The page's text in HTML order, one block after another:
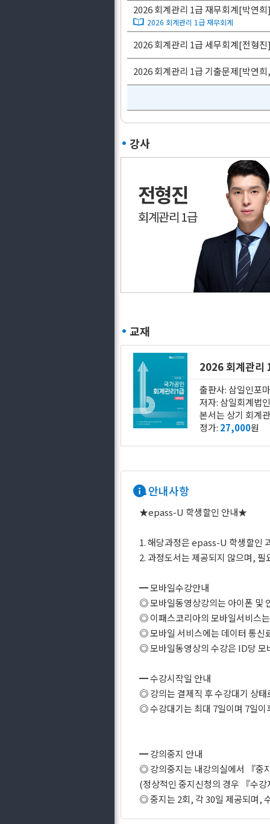
2026 회계관리 1급 재무회계[박연
2026 회계관리 1급 재무회계
2026 회계관리 1급 세무회계[전형
2026 회계관리 1급 기출문제[박연
강사
전형진
회계관리 1급
교재
2026 회계관리
출판사: 삼일인포
저자: 삼일회계법인
정가: 27,000원
안내사항
★epass-U 학생할인 안내★
1. 해당과정은 epass-U 학생할인
2. 과정도서는 제공되지 않으며,
━ 모바일수강안내
◎ 모바일동영상강의는 아이폰 및
◎ 이패스코리아의 모바일서비스
◎ 모바일 서비스에는 데이터 통신
◎ 모바일동영상의 수강은 ID당 모
━ 수강시작일 안내
◎ 강의는 결제직 후 수강대기 상
◎ 수강대기는 최대 7일이며 7일이
━ 강의중지 안내
◎ 강의중지는 내강의실에서 『중
(정상적인 중지신청의 경우 『수
◎ 중지는 2회, 각 30일 제공되며,